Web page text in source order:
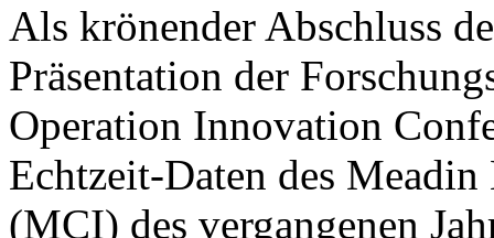
Als krönender Abschluss
Präsentation der
Operation Innovation
Echtzeit-Daten des
(MCI) des vergangenen